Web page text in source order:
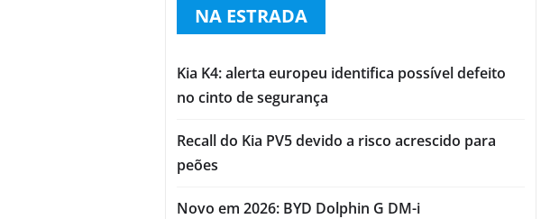
NA ESTRADA
Kia K4: alerta europeu identifica possível defeito
no cinto de segurança
Recall do Kia PV5 devido a risco acrescido para
peões
Novo em 2026: BYD Dolphin G DM-i